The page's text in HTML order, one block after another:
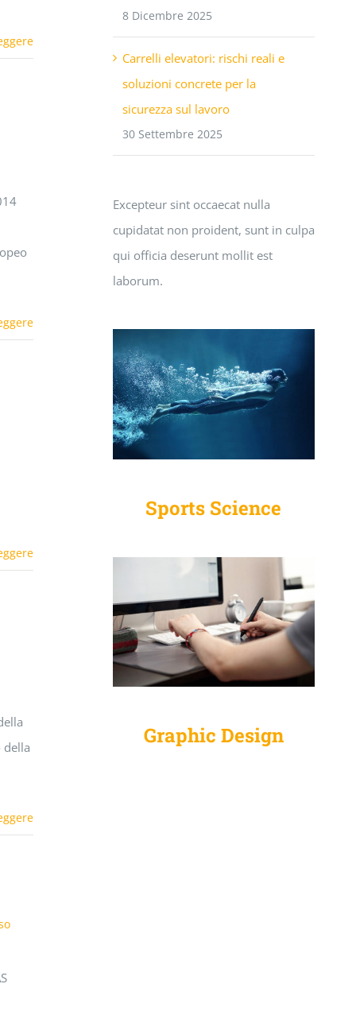
della
8 Dicembre 2025
Carrelli elevatori: rischi reali e
soluzioni concrete per la
sicurezza sul lavoro
30 Settembre 2025
Excepteur sint occaecat nulla
cupidatat non proident, sunt in culpa
qui officia deserunt mollit est
laborum.
Sports Science
Graphic Design